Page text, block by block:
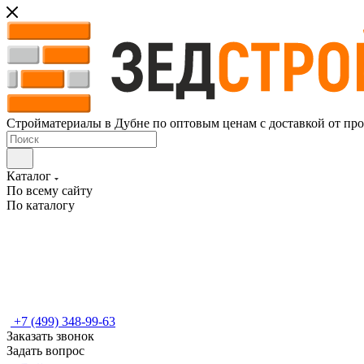
Стройматериалы в Дубне по оптовым ценам с доставкой от
Каталог
По всему сайту
По каталогу
+7 (499) 348-99-63
Заказать звонок
Задать вопрос